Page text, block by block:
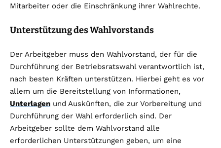
Mitarbeiter oder die Einschränkung ihrer Wahlrechte.
Unterstützung des Wahlvorstands
Der Arbeitgeber muss den Wahlvorstand, der für die
Durchführung der Betriebsratswahl verantwortlich ist,
nach besten Kräften unterstützen. Hierbei geht es vor
allem um die Bereitstellung von Informationen,
Unterlagen und Auskünften, die zur Vorbereitung und
Durchführung der Wahl erforderlich sind. Der
Arbeitgeber sollte dem Wahlvorstand alle
erforderlichen Unterstützungen geben, um eine